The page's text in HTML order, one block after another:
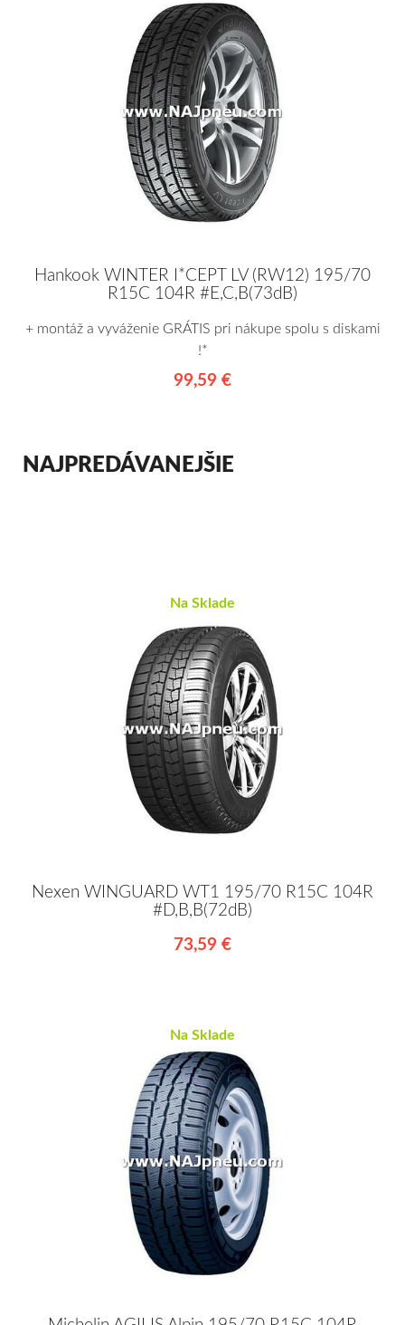
Hankook WINTER I*CEPT LV (RW12) 195/70
R15C 104R #E,C,B(73dB)
+ montáž a vyváženie GRÁTIS pri nákupe spolu s diskami
!*
99,59 €
NAJPREDÁVANEJŠIE
Na Sklade
Nexen WINGUARD WT1 195/70 R15C 104R
#D,B,B(72dB)
73,59 €
Na Sklade